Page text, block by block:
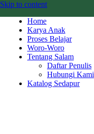
Skip to content
Home
Karya Anak
Proses Belajar
Woro-Woro
Tentang Salam
Daftar Penulis
Hubungi Kami
Katalog Sedapur